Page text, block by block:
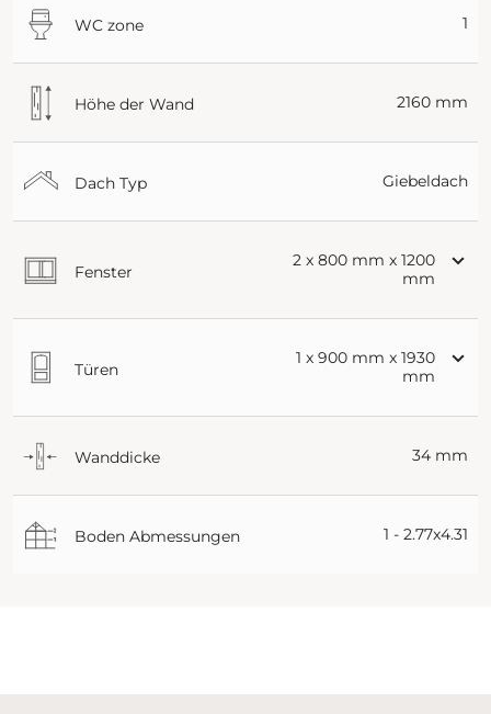
WC zone 1
Höhe der Wand 2160 mm
Dach Typ Giebeldach
Fenster
2 x 800 mm x 1200
mm
Türen
1 x 900 mm x 1930
mm
Wanddicke 34 mm
Boden Abmessungen 1 - 2.77x4.31